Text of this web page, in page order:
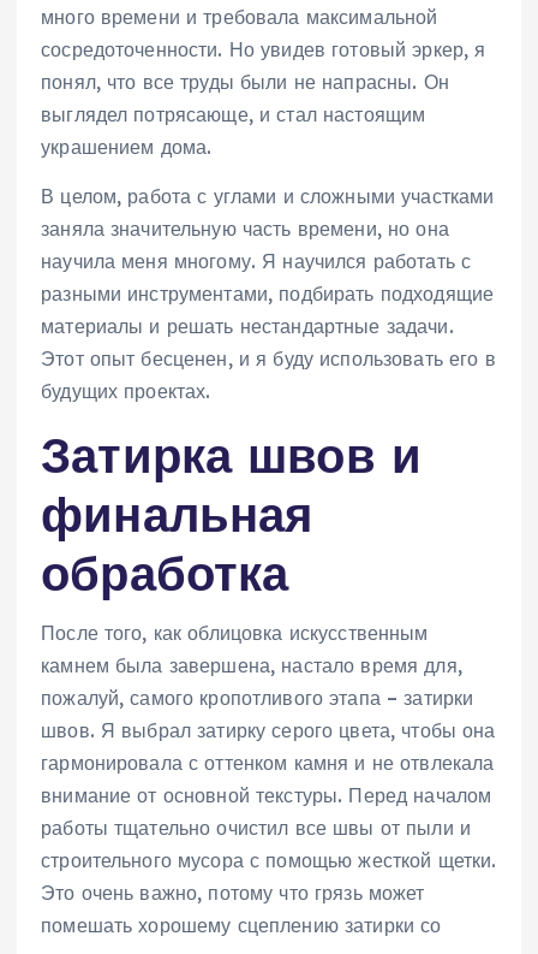
много времени и требовала максимальной
сосредоточенности. Но увидев готовый эркер, я
понял, что все труды были не напрасны. Он
выглядел потрясающе, и стал настоящим
украшением дома.
В целом, работа с углами и сложными участками
заняла значительную часть времени, но она
научила меня многому. Я научился работать с
разными инструментами, подбирать подходящие
материалы и решать нестандартные задачи.
Этот опыт бесценен, и я буду использовать его в
будущих проектах.
Затирка швов и
финальная
обработка
После того, как облицовка искусственным
камнем была завершена, настало время для,
пожалуй, самого кропотливого этапа – затирки
швов. Я выбрал затирку серого цвета, чтобы она
гармонировала с оттенком камня и не отвлекала
внимание от основной текстуры. Перед началом
работы тщательно очистил все швы от пыли и
строительного мусора с помощью жесткой щетки.
Это очень важно, потому что грязь может
помешать хорошему сцеплению затирки со